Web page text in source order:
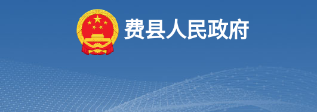
费县人民政府